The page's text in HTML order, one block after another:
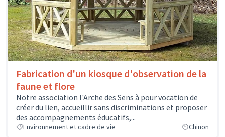
Fabrication d'un kiosque d'observation de la
faune et flore
Notre association l'Arche des Sens à pour vocation de
créer du lien, accueillir sans discriminations et proposer
des accompagnements éducatifs,...
Environnement et cadre de vie Chinon